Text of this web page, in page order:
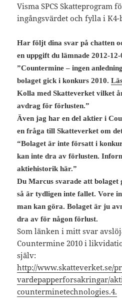
Visma SPCS Skatteprogram
ingångsvärdet och fylla i
Har följt dina svar på chatten
en uppgift du lämnade 2012-12-
”Countermine – ingen
bolaget gick i konkurs 2010.
Kolla med Skatteverket vilket
avdrag för förlusten.”
Även jag har en del aktier i
en fråga till Skatteverket om
“Bolaget är inte försatt i
kan inte dra av förlusten.
aktiehistorik här.”
Du Marcus svarade att bolaget
så är tydligen inte fallet. Vore
man kan göra. Bolaget är ju
dra av för någon förlust.
Som länken i mitt svar
Countermine 2010 i
själv:
http://www.skatteverket.se/
vardepapperforsakringar/
counterminetechnologies.4.